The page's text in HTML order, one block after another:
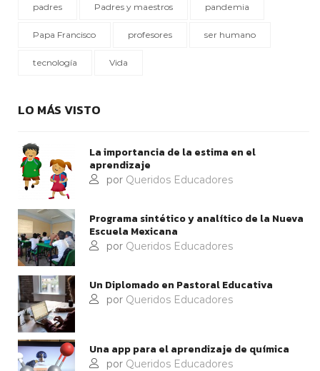
padres Padres y maestros pandemia
Papa Francisco profesores ser humano
tecnología Vida
LO MÁS VISTO
La importancia de la estima en el
aprendizaje
por Queridos Educadores
Programa sintético y analítico de la Nueva
Escuela Mexicana
por Queridos Educadores
Un Diplomado en Pastoral Educativa
por Queridos Educadores
Una app para el aprendizaje de química
por Queridos Educadores